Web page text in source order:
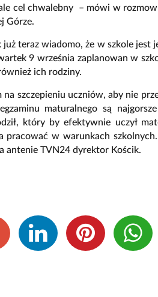
cel chwalebny – mówi w
Górze.
teraz wiadomo, że w szkole jest
9 września zaplanowan w
ich rodziny.
szczepieniu uczniów, aby nie
maturalnego są
który by efektywnie uczył
w warunkach szkolnych.
antenie TVN24 dyrektor Kościk.